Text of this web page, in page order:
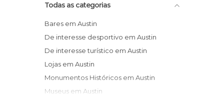
Todas as categorias
Bares em Austin
De interesse desportivo em Austin
De interesse turístico em Austin
Lojas em Austin
Monumentos Históricos em Austin
Museus em Austin